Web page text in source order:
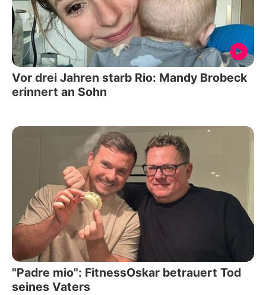
Vor drei Jahren starb Rio: Mandy Brobeck
erinnert an Sohn
"Padre mio": FitnessOskar betrauert Tod
seines Vaters